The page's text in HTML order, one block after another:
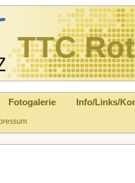
TTC
Fotogalerie Info/Links/